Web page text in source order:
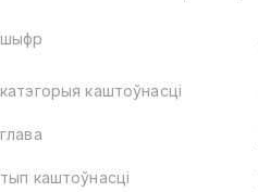
шыфр
катэгорыя каштоўнасці
глава
тып каштоўнасці